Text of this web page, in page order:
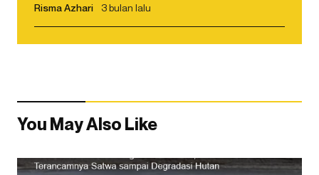
Risma Azhari 3 bulan lalu
You May Also Like